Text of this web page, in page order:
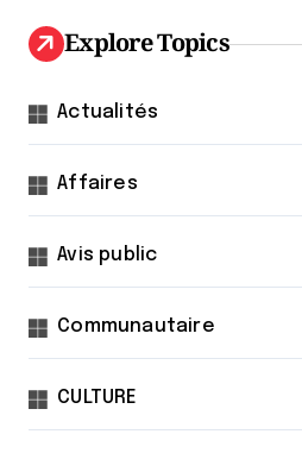
Explore Topics
Actualités
Affaires
Avis public
Communautaire
CULTURE